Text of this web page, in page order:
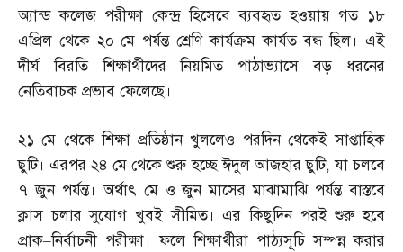
অ্যান্ড কলেজ পরীক্ষা কেন্দ্র হিসেবে ব্যবহৃত হওয়ায় গত ১৮
এপ্রিল থেকে ২০ মে পর্যন্ত শ্রেণি কার্যক্রম কার্যত বন্ধ ছিল। এই
দীর্ঘ বিরতি শিক্ষার্থীদের নিয়মিত পাঠাভ্যাসে বড় ধরনের
নেতিবাচক প্রভাব ফেলেছে।
২১ মে থেকে শিক্ষা প্রতিষ্ঠান খুললেও পরদিন থেকেই সাপ্তাহিক
ছুটি। এরপর ২৪ মে থেকে শুরু হচ্ছে ঈদুল আজহার ছুটি,যা চলবে
৭ জুন পর্যন্ত। অর্থাৎ মে ও জুন মাসের মাঝামাঝি পর্যন্ত বাস্তবে
ক্লাস চলার সুযোগ খুবই সীমিত। এর কিছুদিন পরই শুরু হবে
প্রাক–নির্বাচনী পরীক্ষা। ফলে শিক্ষার্থীরা পাঠ্যসূচি সম্পন্ন করার